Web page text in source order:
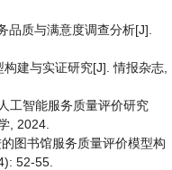
品质与满意度调查分析[J].
建与实证研究[J]. 情报杂志,
工智能服务质量评价研究
, 2024.
图书馆服务质量评价模型构
52-55.